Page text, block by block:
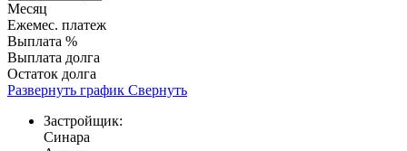
Месяц
Ежемес. платеж
Выплата %
Выплата долга
Остаток долга
Развернуть график Свернуть
Застройщик:
Синара